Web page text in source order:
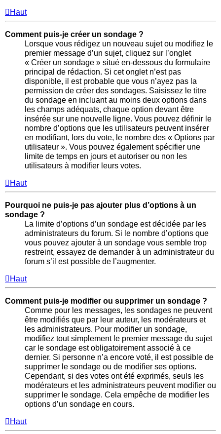
Haut
Comment puis-je créer un sondage ?
Lorsque vous rédigez un nouveau sujet ou modifiez le
premier message d’un sujet, cliquez sur l’onglet
« Créer un sondage » situé en-dessous du formulaire
principal de rédaction. Si cet onglet n’est pas
disponible, il est probable que vous n’ayez pas la
permission de créer des sondages. Saisissez le titre
du sondage en incluant au moins deux options dans
les champs adéquats, chaque option devant être
insérée sur une nouvelle ligne. Vous pouvez définir le
nombre d’options que les utilisateurs peuvent insérer
en modifiant, lors du vote, le nombre des « Options par
utilisateur ». Vous pouvez également spécifier une
limite de temps en jours et autoriser ou non les
utilisateurs à modifier leurs votes.
Haut
Pourquoi ne puis-je pas ajouter plus d’options à un
sondage ?
La limite d’options d’un sondage est décidée par les
administrateurs du forum. Si le nombre d’options que
vous pouvez ajouter à un sondage vous semble trop
restreint, essayez de demander à un administrateur du
forum s’il est possible de l’augmenter.
Haut
Comment puis-je modifier ou supprimer un sondage ?
Comme pour les messages, les sondages ne peuvent
être modifiés que par leur auteur, les modérateurs et
les administrateurs. Pour modifier un sondage,
modifiez tout simplement le premier message du sujet
car le sondage est obligatoirement associé à ce
dernier. Si personne n’a encore voté, il est possible de
supprimer le sondage ou de modifier ses options.
Cependant, si des votes ont été exprimés, seuls les
modérateurs et les administrateurs peuvent modifier ou
supprimer le sondage. Cela empêche de modifier les
options d’un sondage en cours.
Haut